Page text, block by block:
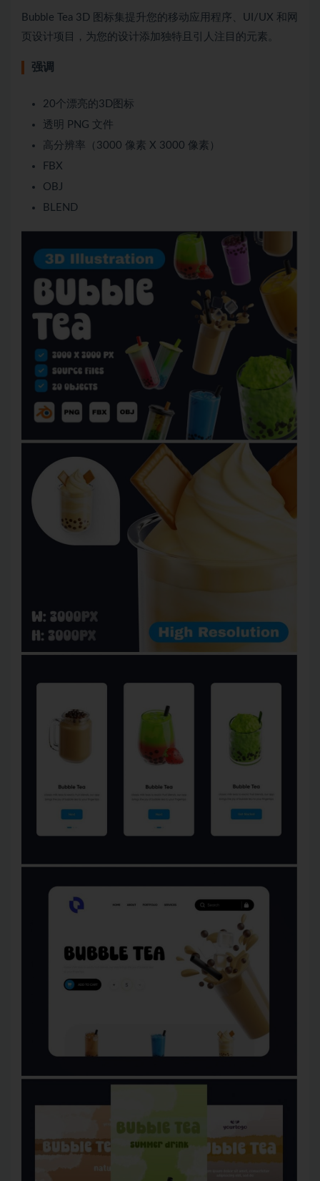
Bubble Tea 3D 图标集提升您的移动应用程序、UI/UX 和网
页设计项目，为您的设计添加独特且引人注目的元素。
强调
20个漂亮的3D图标
透明 PNG 文件
高分辨率（3000 像素 X 3000 像素）
FBX
OBJ
BLEND